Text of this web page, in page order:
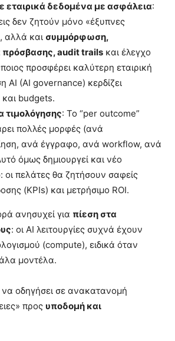
εταιρικά δεδομένα με ασφάλεια:
δεν ζητούν μόνο «έξυπνες
αλλά και συμμόρφωση,
πρόσβασης, audit trails και έλεγχο
προσφέρει καλύτερη εταιρική
AI (AI governance) κερδίζει
και budgets.
τιμολόγησης: Το “per outcome”
πολλές μορφές (ανά
ανά έγγραφο, ανά workflow, ανά
όμως δημιουργεί και νέο
πελάτες θα ζητήσουν σαφείς
(KPIs) και μετρήσιμο ROI.
ανησυχεί για πίεση στα
: οι AI λειτουργίες συχνά έχουν
(compute), ειδικά όταν
μοντέλα.
να οδηγήσει σε ανακατανομή
προς υποδομή και